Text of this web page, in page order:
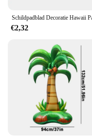
**A Gift That
These sets make
family, or even as a
complete, making
and match pieces
With the option to
suppliers can offer
oorringen to their
everyone can find
Whether you're
collection or
€2,32